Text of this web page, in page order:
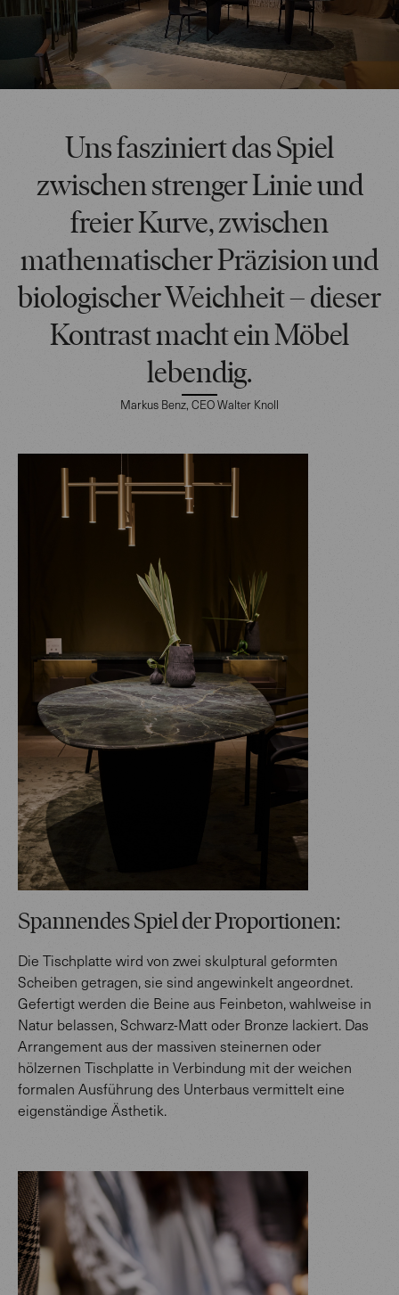
Uns fasziniert das Spiel
zwischen strenger Linie und
freier Kurve, zwischen
mathematischer Präzision und
biologischer Weichheit – dieser
Kontrast macht ein Möbel
lebendig.
Markus Benz, CEO Walter Knoll
Spannendes Spiel der Proportionen:
Die Tischplatte wird von zwei skulptural geformten
Scheiben getragen, sie sind angewinkelt angeordnet.
Gefertigt werden die Beine aus Feinbeton, wahlweise in
Natur belassen, Schwarz-Matt oder Bronze lackiert. Das
Arrangement aus der massiven steinernen oder
hölzernen Tischplatte in Verbindung mit der weichen
formalen Ausführung des Unterbaus vermittelt eine
eigenständige Ästhetik.